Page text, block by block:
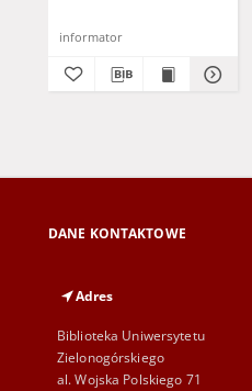
informator
DANE KONTAKTOWE
Adres
Biblioteka Uniwersytetu
Zielonogórskiego
al. Wojska Polskiego 71